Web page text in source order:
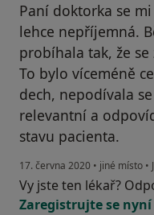
Paní doktorka se
lehce nepříjemná.
probíhala tak, že
To bylo víceméně
dech, nepodívala
relevantní a
stavu pacienta.
17. června 2020 • jiné místo •
Vy jste ten lékař?
Zaregistrujte se nyní